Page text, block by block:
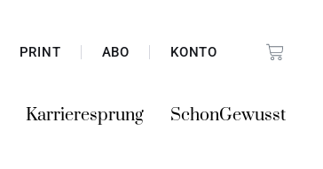
PRINT ABO KONTO
Karrieresprung SchonGewusst